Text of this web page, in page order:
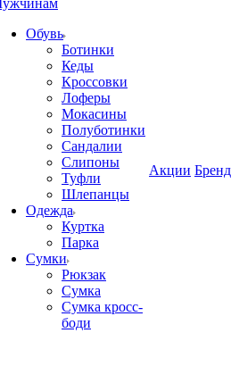
Обувь
Ботинки
Кеды
Кроссовки
Лоферы
Мокасины
Полуботинки
Сандалии
Слипоны
Туфли
Шлепанцы
Одежда
Куртка
Парка
Сумки
Рюкзак
Сумка
Сумка кросс-
боди
Акции